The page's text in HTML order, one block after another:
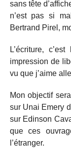
sans tête
n’est pas si
Bertrand Pirel,
L’écriture,
impression de
vu que j’aime
Mon objectif
sur Unai Emery
sur Edinson
que ces
l’étranger.